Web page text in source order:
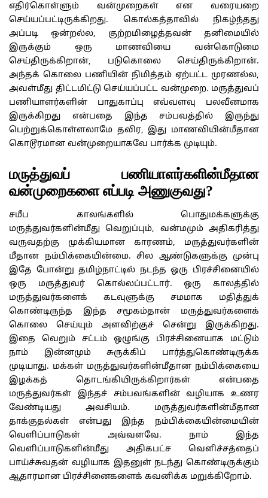
எதிர்கொள்ளும் வன்முறைகள் என வரையறை
செய்யப்பட்டிருக்கிறது. கொல்கத்தாவில் நிகழ்ந்தது
அப்படி ஒன்றல்ல, குற்றமிழைத்தவன் தனிமையில்
இருக்கும் ஒரு மாணவியை வன்கொடுமை
செய்திருக்கிறான், படுகொலை செய்திருக்கிறான்.
அந்தக் கொலை பணியின் நிமித்தம் ஏற்பட்ட முரணல்ல,
அவள்மீது திட்டமிட்டு செய்யப்பட்ட வன்முறை. மருத்துவப்
பணியாளர்களின் பாதுகாப்பு எவ்வளவு பலவீனமாக
இருக்கிறது என்பதை இந்த சம்பவத்தில் இருந்து
பெற்றுக்கொள்ளலாமே தவிர, இது மாணவியின்மீதான
கொடூரமான வன்முறையாகவே பார்க்க முடியும்.
மருத்துவப் பணியாளர்களின்மீதான
வன்முறைகளை எப்படி அணுகுவது?
சமீப காலங்களில் பொதுமக்களுக்கு
மருத்துவர்களின்மீது வெறுப்பும், வன்மமும் அதிகரித்து
வருவதற்கு முக்கியமான காரணம், மருத்துவர்களின்
மீதான நம்பிக்கையின்மை. சில ஆண்டுகளுக்கு முன்பு
இதே போன்று தமிழ்நாட்டில் நடந்த ஒரு பிரச்சினையில்
ஒரு மருத்துவர் கொல்லப்பட்டார். ஒரு காலத்தில்
மருத்துவர்களைக் கடவுளுக்கு சமமாக மதித்துக்
கொண்டிருந்த இந்த சமூகம்தான் மருத்துவர்களைக்
கொலை செய்யும் அளவிற்குச் சென்று இருக்கிறது.
இதை வெறும் சட்டம் ஒழுங்கு பிரச்சினையாக மட்டும்
நாம் இன்னமும் சுருக்கிப் பார்த்துகொண்டிருக்க
முடியாது. மக்கள் மருத்துவர்களின்மீதான நம்பிக்கையை
இழக்கத் தொடங்கியிருக்கிறார்கள் என்பதை
மருத்துவர்கள் இந்தச் சம்பவங்களின் வழியாக உணர
வேண்டியது அவசியம். மருத்துவர்களின்மீதான
தாக்குதல்கள் என்பது இந்த நம்பிக்கையின்மையின்
வெளிப்பாடுகள் அவ்வளவே. நாம் இந்த
வெளிப்பாடுகளின்மீது அதிகபட்ச வெளிச்சத்தைப்
பாய்ச்சுவதன் வழியாக இதனுள் நடந்து கொண்டிருக்கும்
ஆதாரமான பிரச்சினைகளைக் கவனிக்க மறுக்கிறோம்.